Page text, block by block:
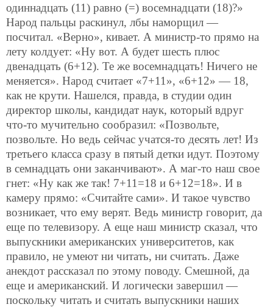
одиннадцать (11) равно (=) восемнадцати (18)?»
Народ пальцы раскинул, лбы наморщил —
посчитал. «Верно», кивает. А министр-то прямо на
лету колдует: «Ну вот. А будет шесть плюс
двенадцать (6+12). Те же восемнадцать! Ничего не
меняется». Народ считает «7+11», «6+12» — 18,
как не крути. Нашелся, правда, в студии один
директор школы, кандидат наук, который вдруг
что-то мучительно сообразил: «Позвольте,
позвольте. Но ведь сейчас учатся-то десять лет! Из
третьего класса сразу в пятый детки идут. Поэтому
в семнадцать они заканчивают». А маг-то наш свое
гнет: «Ну как же так! 7+11=18 и 6+12=18». И в
камеру прямо: «Считайте сами». И такое чувство
возникает, что ему верят. Ведь министр говорит, да
еще по телевизору. А еще наш министр сказал, что
выпускники американских университетов, как
правило, не умеют ни читать, ни считать. Даже
анекдот рассказал по этому поводу. Смешной, да
еще и американский. И логически завершил —
поскольку читать и считать выпускники наших